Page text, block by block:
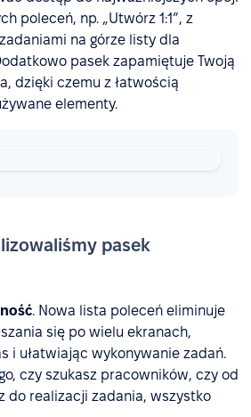
poleceń, np. „Utwórz 1:1”, z
na górze listy dla
pasek zapamiętuje Twoją
dzięki czemu z łatwością
elementy.
pasek
. Nowa lista poleceń eliminuje
się po wielu ekranach,
i ułatwiając wykonywanie zadań.
czy szukasz pracowników, czy od
do realizacji zadania, wszystko